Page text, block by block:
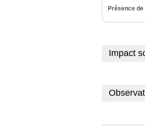
Présence de
Impact